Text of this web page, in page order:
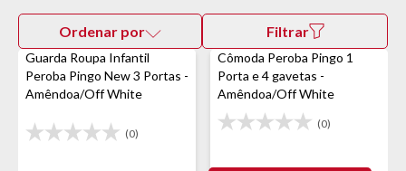
Ordenar por Filtrar
Guarda Roupa Infantil
Peroba Pingo New 3 Portas -
Amêndoa/Off White
(0)
Cômoda Peroba Pingo 1
Porta e 4 gavetas -
Amêndoa/Off White
(0)